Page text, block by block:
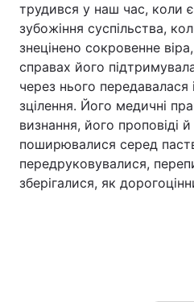
трудився у наш час, коли
зубожіння суспільства,
знецінено сокровенне
справах його
через нього
зцілення. Його медичні
визнання, його проповіді
поширювалися серед
передруковувалися,
зберігалися, як